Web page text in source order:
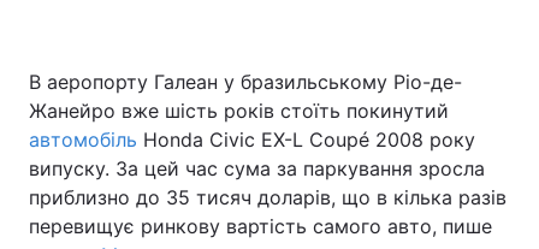
В аеропорту Галеан у бразильському Ріо-де-
Жанейро вже шість років стоїть покинутий
автомобіль Honda Civic EX-L Coupé 2008 року
випуску. За цей час сума за паркування зросла
приблизно до 35 тисяч доларів, що в кілька разів
перевищує ринкову вартість самого авто, пише